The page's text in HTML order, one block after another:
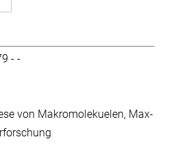
- -
von Makromolekuelen Max-